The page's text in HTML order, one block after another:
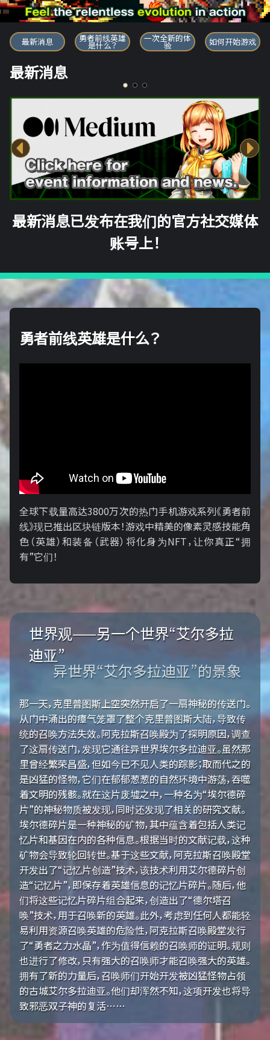
勇者前线英雄
最新消息 勇者前线英雄
是什么？
一次全新的体
验 如何开始游戏
最新消息
最新消息已发布在我们的官方社交媒体
账号上！
勇者前线英雄是什么？
全球下载量高达3800万次的热门手机游戏系列《勇者前
线》现已推出区块链版本！游戏中精美的像素灵感技能角
色（英雄）和装备（武器）将化身为NFT，让你真正“拥
有”它们！
世界观——另一个世界“艾尔多拉
迪亚”
异世界“艾尔多拉迪亚”的景象
那一天，克里普图斯上空突然开启了一扇神秘的传送门。
从门中涌出的瘴气笼罩了整个克里普图斯大陆，导致传
统的召唤方法失效。阿克拉斯召唤殿为了探明原因，调查
了这扇传送门，发现它通往异世界埃尔多拉迪亚。虽然那
里曾经繁荣昌盛，但如今已不见人类的踪影；取而代之的
是凶猛的怪物，它们在郁郁葱葱的自然环境中游荡，吞噬
着文明的残骸。就在这片废墟之中，一种名为“埃尔德碎
片”的神秘物质被发现，同时还发现了相关的研究文献。
埃尔德碎片是一种神秘的矿物，其中蕴含着包括人类记
忆片和基因在内的各种信息。根据当时的文献记载，这种
矿物会导致轮回转世。基于这些文献，阿克拉斯召唤殿堂
开发出了“记忆片创造”技术，该技术利用艾尔德碎片创
造“记忆片”，即保存着英雄信息的记忆片碎片。随后，他
们将这些记忆片碎片组合起来，创造出了“德尔塔召
唤”技术，用于召唤新的英雄。此外，考虑到任何人都能轻
易利用资源召唤英雄的危险性，阿克拉斯召唤殿堂发行
了“勇者之力水晶”，作为值得信赖的召唤师的证明。规则
也进行了修改，只有强大的召唤师才能召唤强大的英雄。
拥有了新的力量后，召唤师们开始开发被凶猛怪物占领
的古城艾尔多拉迪亚。他们却浑然不知，这项开发也将导
致邪恶双子神的复活……